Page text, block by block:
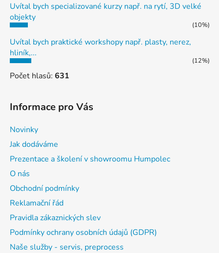
Uvítal bych specializované kurzy např. na rytí, 3D velké
objekty
(10%)
Uvítal bych praktické workshopy např. plasty, nerez,
hliník,...
(12%)
Počet hlasů: 631
Informace pro Vás
Novinky
Jak dodáváme
Prezentace a školení v showroomu Humpolec
O nás
Obchodní podmínky
Reklamační řád
Pravidla zákaznických slev
Podmínky ochrany osobních údajů (GDPR)
Naše služby - servis, preprocess